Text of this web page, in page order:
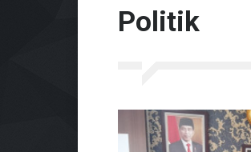
Politik